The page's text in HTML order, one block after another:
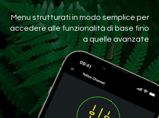
Menu strutturati in modo semplice per
accedere alle funzionalità di base fino
a quelle avanzate